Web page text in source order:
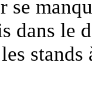
se
dans le